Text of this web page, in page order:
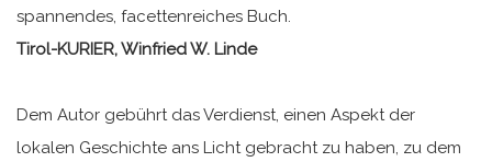
spannendes, facettenreiches Buch.
Tirol-KURIER, Winfried W. Linde
Dem Autor gebührt das Verdienst, einen Aspekt der
lokalen Geschichte ans Licht gebracht zu haben, zu dem